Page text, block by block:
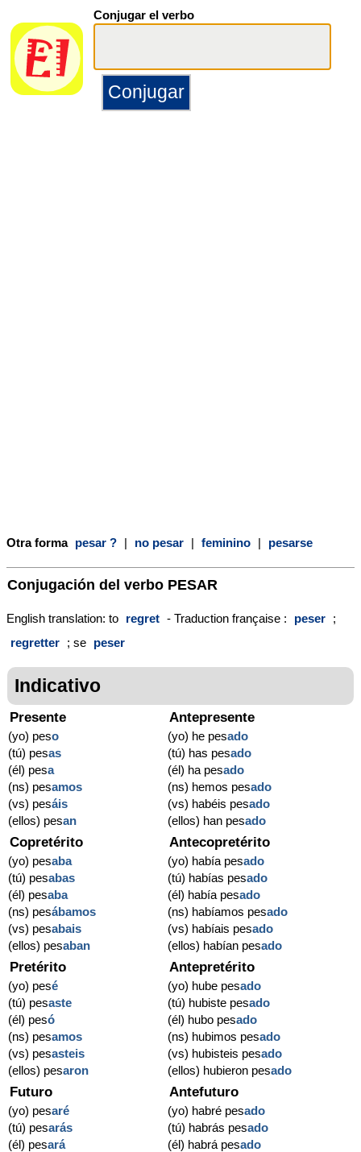
Conjugar el verbo
Otra forma pesar ? | no pesar | feminino | pesarse
Conjugación del verbo PESAR
English translation: to regret - Traduction française : peser ;
regretter ; se peser
Indicativo
Presente
(yo) peso
(tú) pesas
(él) pesa
(ns) pesamos
(vs) pesáis
(ellos) pesan
Antepresente
(yo) he pesado
(tú) has pesado
(él) ha pesado
(ns) hemos pesado
(vs) habéis pesado
(ellos) han pesado
Copretérito
(yo) pesaba
(tú) pesabas
(él) pesaba
(ns) pesábamos
(vs) pesabais
(ellos) pesaban
Antecopretérito
(yo) había pesado
(tú) habías pesado
(él) había pesado
(ns) habíamos pesado
(vs) habíais pesado
(ellos) habían pesado
Pretérito
(yo) pesé
(tú) pesaste
(él) pesó
(ns) pesamos
(vs) pesasteis
(ellos) pesaron
Antepretérito
(yo) hube pesado
(tú) hubiste pesado
(él) hubo pesado
(ns) hubimos pesado
(vs) hubisteis pesado
(ellos) hubieron pesado
Futuro
(yo) pesaré
(tú) pesarás
(él) pesará
Antefuturo
(yo) habré pesado
(tú) habrás pesado
(él) habrá pesado